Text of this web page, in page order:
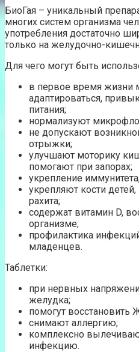
БиоГая – уникальный
многих систем организма
употребления достаточно
только на желудочно-
Для чего могут быть
в первое время жизни
адаптироваться,
питания;
нормализуют
не допускают
отрыжки;
улучшают моторику
помогают при запорах;
укрепление
укрепляют кости
рахита;
содержат витамин D,
организме;
профилактика
младенцев.
Таблетки:
при нервных
желудка;
помогут восстановить
снимают аллергию;
комплексно
инфекцию.